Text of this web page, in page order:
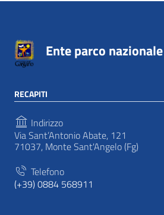
Ente parco
RECAPITI
Indirizzo
Via Sant’Antonio Abate, 121
71037, Monte Sant'Angelo (Fg)
Telefono
(+39) 0884 568911